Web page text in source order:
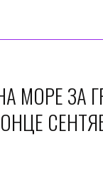
МОРЕ ЗА